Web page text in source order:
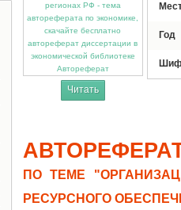
Автореферат
Читать
Год
ПО ТЕМЕ
РЕСУРСНОГО